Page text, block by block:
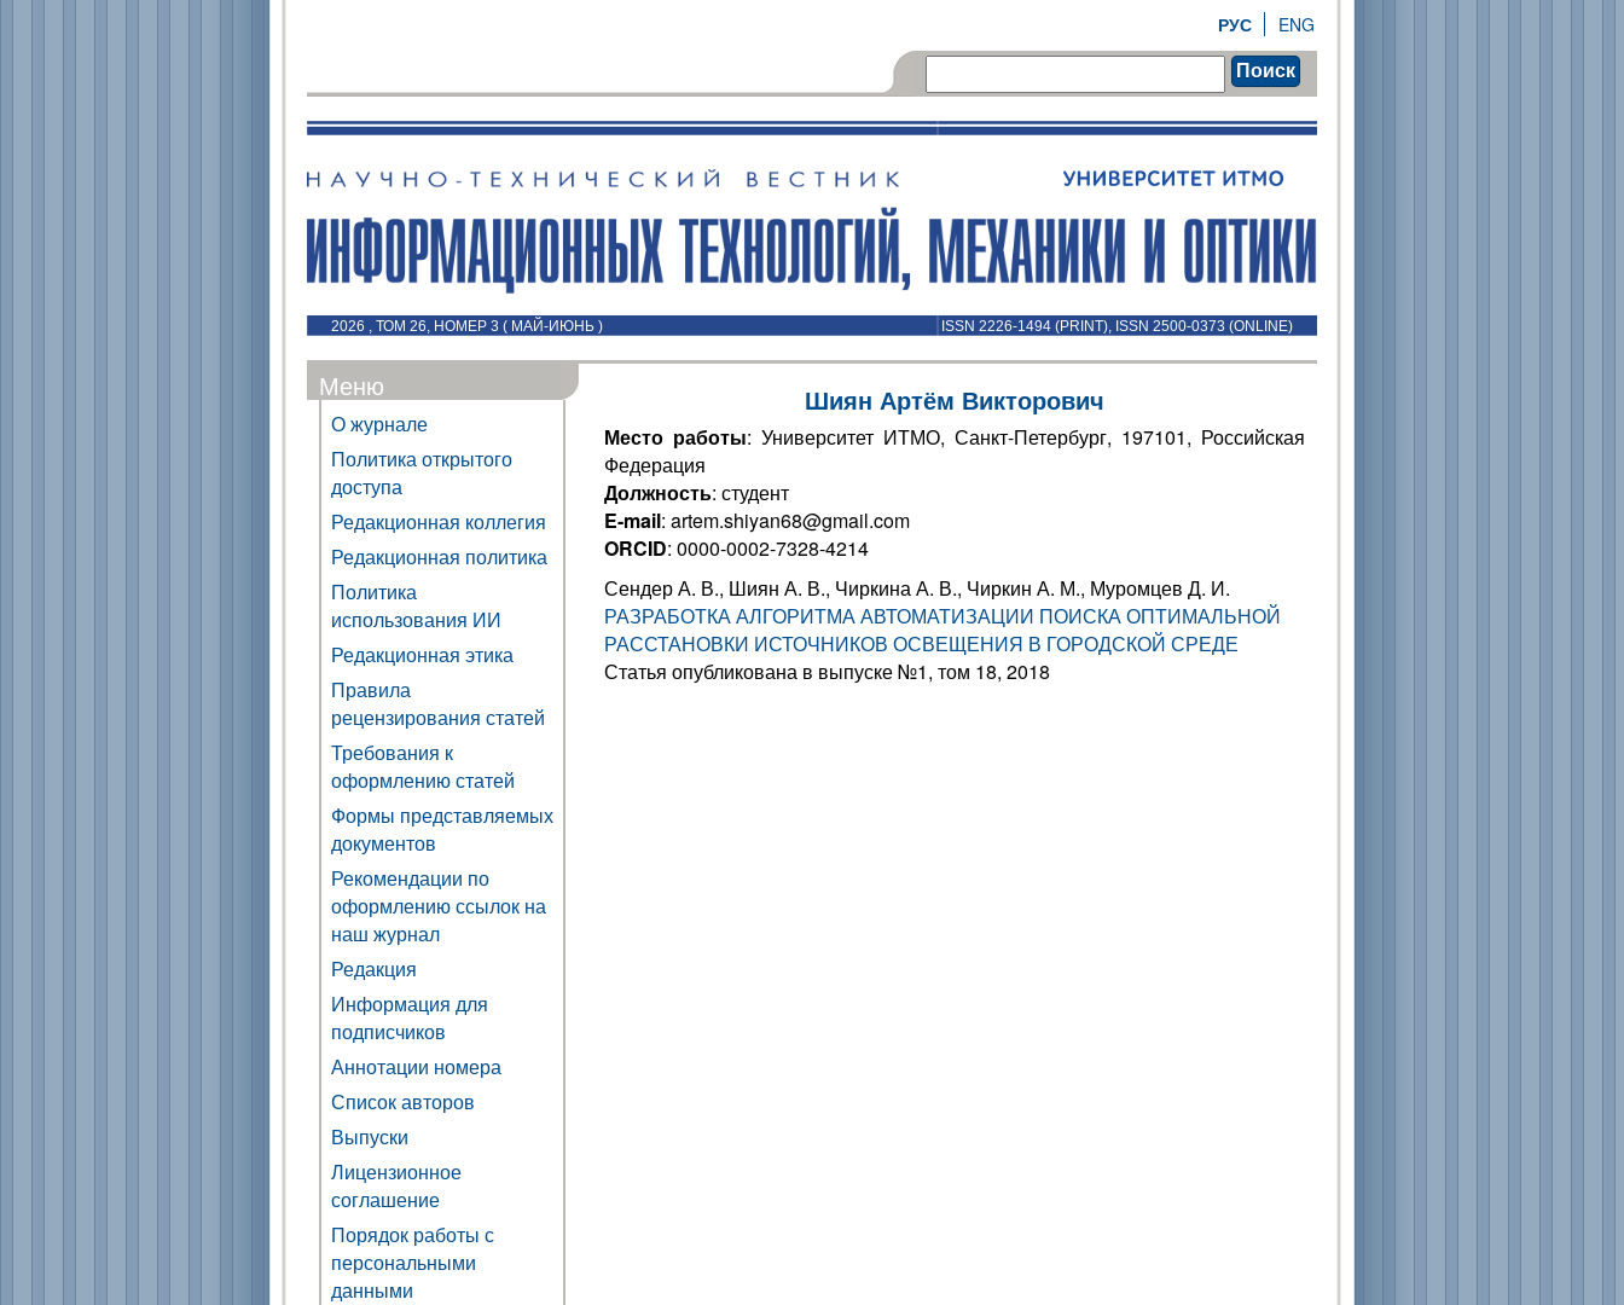
ENG
РУС
Поиск
2026 , ТОМ 26, НОМЕР 3 ( МАЙ-ИЮНЬ ) ISSN 2226-1494 (PRINT), ISSN 2500-0373 (ONLINE)
Меню
О журнале
Политика открытого
доступа
Редакционная коллегия
Редакционная политика
Политика
использования ИИ
Редакционная этика
Правила
рецензирования статей
Требования к
оформлению статей
Формы представляемых
документов
Рекомендации по
оформлению ссылок на
наш журнал
Редакция
Информация для
подписчиков
Аннотации номера
Список авторов
Выпуски
Лицензионное
соглашение
Порядок работы с
персональными
данными
Шиян Артём Викторович
Место работы: Университет ИТМО, Санкт-Петербург, 197101, Российская
Федерация
Должность: студент
E-mail: artem.shiyan68@gmail.com
ORCID: 0000-0002-7328-4214
Сендер А. В., Шиян А. В., Чиркина А. В., Чиркин А. М., Муромцев Д. И.
РАЗРАБОТКА АЛГОРИТМА АВТОМАТИЗАЦИИ ПОИСКА ОПТИМАЛЬНОЙ
РАССТАНОВКИ ИСТОЧНИКОВ ОСВЕЩЕНИЯ В ГОРОДСКОЙ СРЕДЕ
Статья опубликована в выпуске №1, том 18, 2018